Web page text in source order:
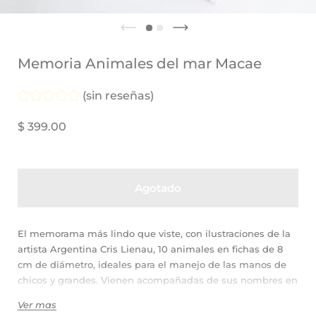
Memoria Animales del mar Macae
(sin reseñas)
$ 399.00
El memorama más lindo que viste, con ilustraciones de la
artista Argentina Cris Lienau, 10 animales en fichas de 8
cm de diámetro, ideales para el manejo de las manos de
chicos y grandes. Vienen acompañadas de sus nombres en
Ver mas